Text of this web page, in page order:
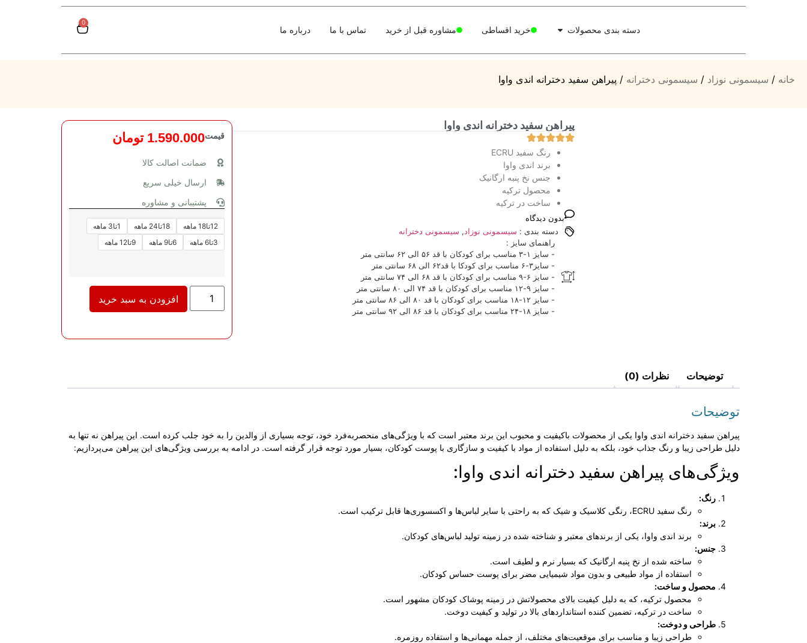
دسته بندی محصولات خرید اقساطی مشاوره قبل از خرید تماس با ما درباره ما
0
خانه / سیسمونی نوزاد / سیسمونی دخترانه / پیراهن سفید دخترانه اندی واوا
پیراهن سفید دخترانه اندی واوا
رنگ سفید ECRU
برند اندی واوا
جنس نخ پنبه ارگانیک
محصول ترکیه
ساخت در ترکیه
بدون دیدگاه
دسته بندی : سیسمونی نوزاد, سیسمونی دخترانه
راهنمای سایز :
- سایز ۱-۳ مناسب برای کودکان با قد ۵۶ الی ۶۲ سانتی متر
- سایز۳-۶ مناسب برای کودکا با قد۶۲ الی ۶۸ سانتی متر
- سایز ۶-۹ مناسب برای کودکان با قد ۶۸ الی ۷۴ سانتی متر
- سایز ۹-۱۲ مناسب برای کودکان با قد ۷۴ الی ۸۰ سانتی متر
- سایز ۱۲-۱۸ مناسب برای کودکان با قد ۸۰ الی ۸۶ سانتی متر
- سایز ۱۸-۲۴ مناسب برای کودکان با قد ۸۶ الی ۹۲ سانتی متر
قیمت1.590.000 تومان
ضمانت اصالت کالا
ارسال خیلی سریع
پشتیبانی و مشاوره
12تا18 ماهه 18تا24 ماهه
1تا3 ماهه
3تا6 ماهه
6تا9 ماهه 9تا12 ماهه
افزودن به سبد خرید
توضیحات نظرات (0)
توضیحات
پیراهن سفید دخترانه اندی واوا یکی از محصولات باکیفیت و محبوب این برند معتبر است که با ویژگی‌های منحصربه‌فرد خود، توجه بسیاری از والدین را به خود جلب کرده است. این پیراهن نه تنها به
دلیل طراحی زیبا و رنگ جذاب خود، بلکه به دلیل استفاده از مواد با کیفیت و سازگاری با پوست کودکان، بسیار مورد توجه قرار گرفته است. در ادامه به بررسی ویژگی‌های این پیراهن می‌پردازیم:
ویژگی‌های پیراهن سفید دخترانه اندی واوا:
رنگ:
رنگ سفید ECRU، رنگی کلاسیک و شیک که به راحتی با سایر لباس‌ها و اکسسوری‌ها قابل ترکیب است.
برند:
برند اندی واوا، یکی از برندهای معتبر و شناخته شده در زمینه تولید لباس‌های کودکان.
جنس:
ساخته شده از نخ پنبه ارگانیک که بسیار نرم و لطیف است.
استفاده از مواد طبیعی و بدون مواد شیمیایی مضر برای پوست حساس کودکان.
محصول و ساخت:
محصول ترکیه، که به دلیل کیفیت بالای محصولاتش در زمینه پوشاک کودکان مشهور است.
ساخت در ترکیه، تضمین کننده استانداردهای بالا در تولید و کیفیت دوخت.
طراحی و دوخت:
طراحی زیبا و مناسب برای موقعیت‌های مختلف، از جمله مهمانی‌ها و استفاده روزمره.